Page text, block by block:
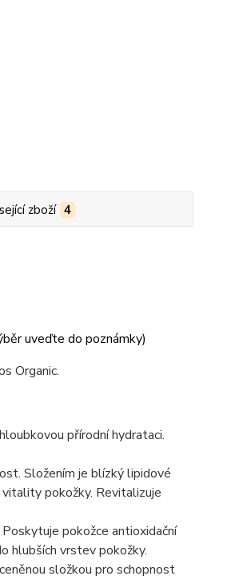
zboží 4
uveďte do poznámky)
Organic.
přírodní hydrataci.
Složením je blízký lipidové
pokožky. Revitalizuje
pokožce antioxidační
hlubších vrstev pokožky.
složkou pro schopnost